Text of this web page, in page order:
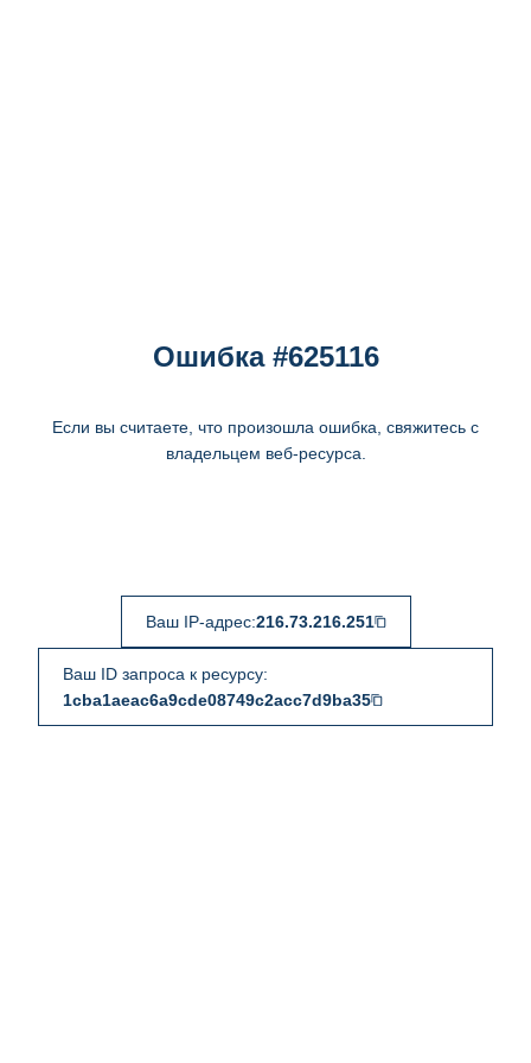
Ошибка #625116
Если вы считаете, что произошла ошибка, свяжитесь с
владельцем веб-ресурса.
Ваш IP-адрес:216.73.216.251
Ваш ID запроса к ресурсу:
1cba1aeac6a9cde08749c2acc7d9ba35